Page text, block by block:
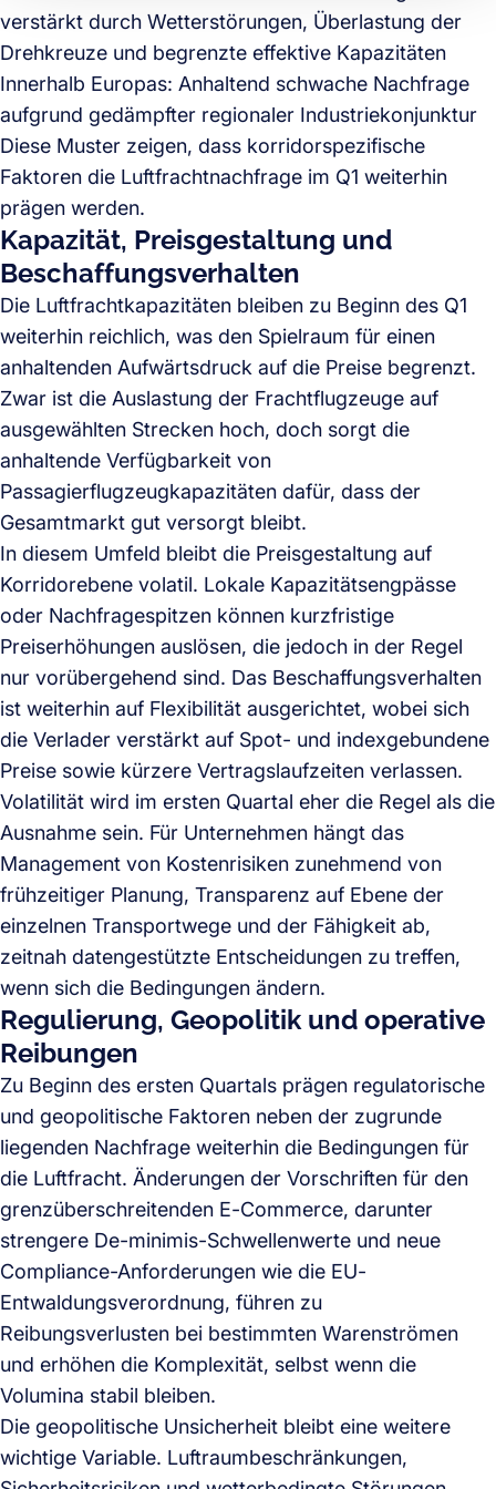
verstärkt durch Wetterstörungen, Überlastung der
Drehkreuze und begrenzte effektive Kapazitäten
Innerhalb Europas: Anhaltend schwache Nachfrage
aufgrund gedämpfter regionaler Industriekonjunktur
Diese Muster zeigen, dass korridorspezifische
Faktoren die Luftfrachtnachfrage im Q1 weiterhin
prägen werden.
Kapazität, Preisgestaltung und
Beschaffungsverhalten
Die Luftfrachtkapazitäten bleiben zu Beginn des Q1
weiterhin reichlich, was den Spielraum für einen
anhaltenden Aufwärtsdruck auf die Preise begrenzt.
Zwar ist die Auslastung der Frachtflugzeuge auf
ausgewählten Strecken hoch, doch sorgt die
anhaltende Verfügbarkeit von
Passagierflugzeugkapazitäten dafür, dass der
Gesamtmarkt gut versorgt bleibt.
In diesem Umfeld bleibt die Preisgestaltung auf
Korridorebene volatil. Lokale Kapazitätsengpässe
oder Nachfragespitzen können kurzfristige
Preiserhöhungen auslösen, die jedoch in der Regel
nur vorübergehend sind. Das Beschaffungsverhalten
ist weiterhin auf Flexibilität ausgerichtet, wobei sich
die Verlader verstärkt auf Spot- und indexgebundene
Preise sowie kürzere Vertragslaufzeiten verlassen.
Volatilität wird im ersten Quartal eher die Regel als die
Ausnahme sein. Für Unternehmen hängt das
Management von Kostenrisiken zunehmend von
frühzeitiger Planung, Transparenz auf Ebene der
einzelnen Transportwege und der Fähigkeit ab,
zeitnah datengestützte Entscheidungen zu treffen,
wenn sich die Bedingungen ändern.
Regulierung, Geopolitik und operative
Reibungen
Zu Beginn des ersten Quartals prägen regulatorische
und geopolitische Faktoren neben der zugrunde
liegenden Nachfrage weiterhin die Bedingungen für
die Luftfracht. Änderungen der Vorschriften für den
grenzüberschreitenden E-Commerce, darunter
strengere De-minimis-Schwellenwerte und neue
Compliance-Anforderungen wie die EU-
Entwaldungsverordnung, führen zu
Reibungsverlusten bei bestimmten Warenströmen
und erhöhen die Komplexität, selbst wenn die
Volumina stabil bleiben.
Die geopolitische Unsicherheit bleibt eine weitere
wichtige Variable. Luftraumbeschränkungen,